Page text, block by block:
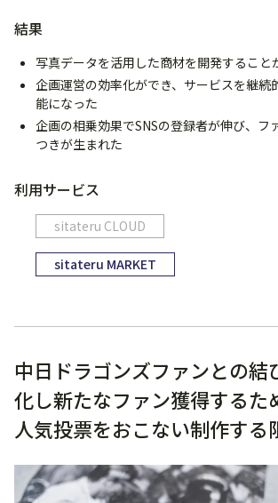
結果
写真データを活用した商材を開発すること
企画運営の効率化ができ、サービスを継続
能になった
企画の相乗効果でSNSの登録者が伸び、フ
つきが生まれた
利用サービス
sitateru CLOUD
sitateru MARKET
中日ドラゴンズファンとの結
化し新たなファン獲得するた
人気投票をおこない制作する